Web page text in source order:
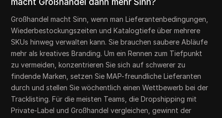
Großhandel macht Sinn, wenn man Lieferantenbedingungen,
Wiederbestockungszeiten und Katalogtiefe über mehrere
SKUs hinweg verwalten kann. Sie brauchen saubere Abläufe
mehr als kreatives Branding. Um ein Rennen zum Tiefpunkt
zu vermeiden, konzentrieren Sie sich auf schwerer zu
findende Marken, setzen Sie MAP-freundliche Lieferanten
durch und stellen Sie wöchentlich einen Wettbewerb bei der
Tracklisting. Für die meisten Teams, die Dropshipping mit
Private-Label und Großhandel vergleichen, gewinnt der